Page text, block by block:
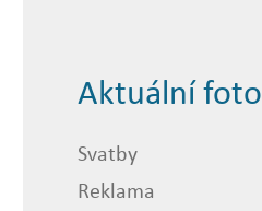
Aktuální foto
Svatby
Reklama